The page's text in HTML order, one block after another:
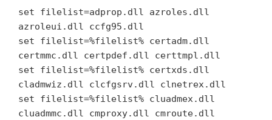
set filelist=adprop.dll azroles.dll
azroleui.dll ccfg95.dll
set filelist=%filelist% certadm.dll
certmmc.dll certpdef.dll certtmpl.dll
set filelist=%filelist% certxds.dll
cladmwiz.dll clcfgsrv.dll clnetrex.dll
set filelist=%filelist% cluadmex.dll
cluadmmc.dll cmproxy.dll cmroute.dll